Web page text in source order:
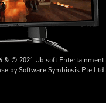
& © 2021 Ubisoft Entertainment.
by Software Symbiosis Pte Ltd.